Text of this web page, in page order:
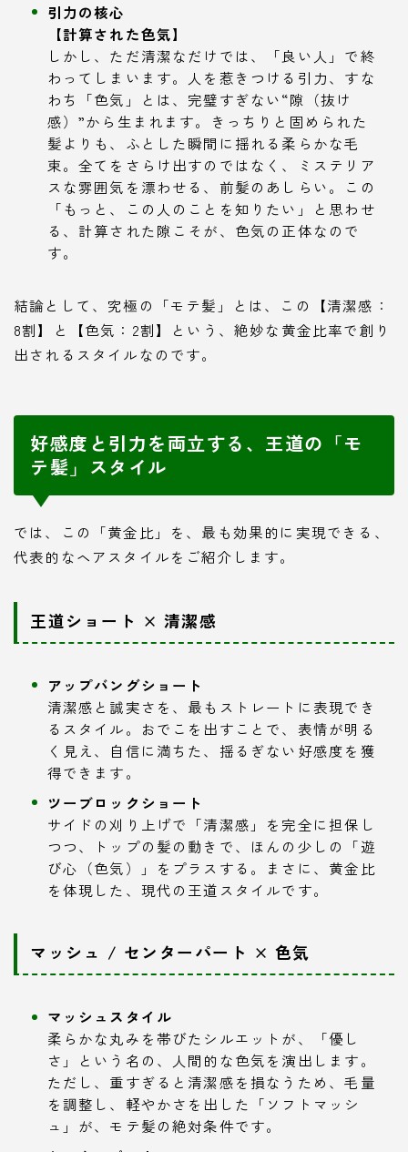
引力の核心
【計算された色気】
しかし、ただ清潔なだけでは、「良い人」で終
わってしまいます。人を惹きつける引力、すな
わち「色気」とは、完璧すぎない“隙（抜け
感）”から生まれます。きっちりと固められた
髪よりも、ふとした瞬間に揺れる柔らかな毛
束。全てをさらけ出すのではなく、ミステリア
スな雰囲気を漂わせる、前髪のあしらい。この
「もっと、この人のことを知りたい」と思わせ
る、計算された隙こそが、色気の正体なので
す。
結論として、究極の「モテ髪」とは、この【清潔感：
8割】と【色気：2割】という、絶妙な黄金比率で創り
出されるスタイルなのです。
好感度と引力を両立する、王道の「モ
テ髪」スタイル
では、この「黄金比」を、最も効果的に実現できる、
代表的なヘアスタイルをご紹介します。
王道ショート × 清潔感
アップバングショート
清潔感と誠実さを、最もストレートに表現でき
るスタイル。おでこを出すことで、表情が明る
く見え、自信に満ちた、揺るぎない好感度を獲
得できます。
ツーブロックショート
サイドの刈り上げで「清潔感」を完全に担保し
つつ、トップの髪の動きで、ほんの少しの「遊
び心（色気）」をプラスする。まさに、黄金比
を体現した、現代の王道スタイルです。
マッシュ / センターパート × 色気
マッシュスタイル
柔らかな丸みを帯びたシルエットが、「優し
さ」という名の、人間的な色気を演出します。
ただし、重すぎると清潔感を損なうため、毛量
を調整し、軽やかさを出した「ソフトマッシ
ュ」が、モテ髪の絶対条件です。